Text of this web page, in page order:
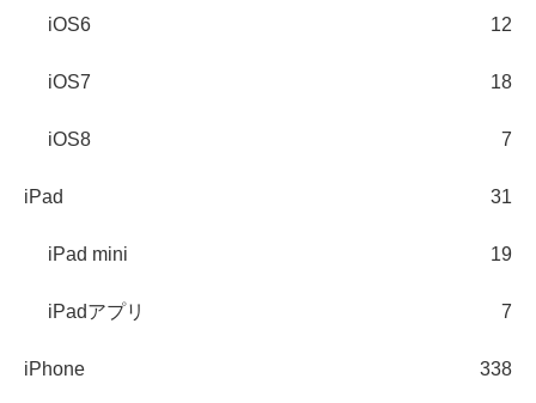
iOS6 12
iOS7 18
iOS8 7
iPad 31
iPad mini 19
iPadアプリ 7
iPhone 338